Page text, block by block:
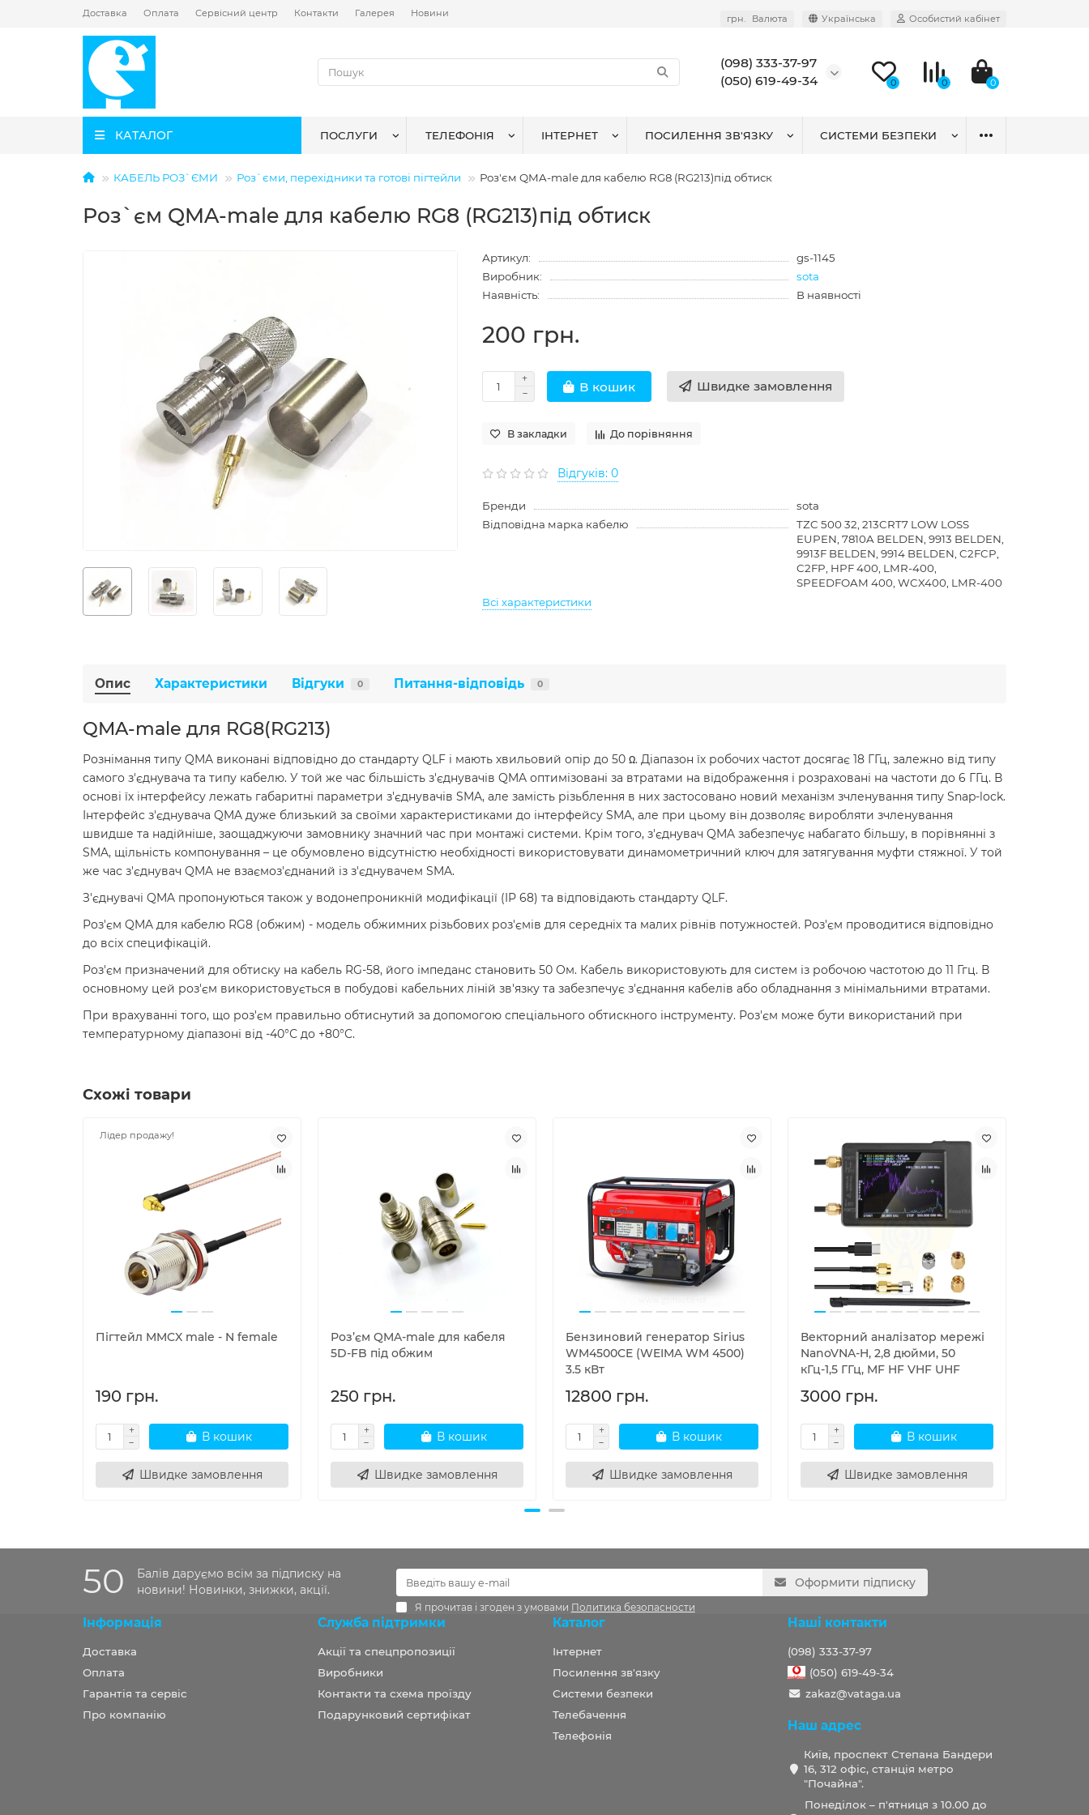
Доставка Оплата Сервісний центр Контакти Галерея Новини грн. Валюта Українська Особистий кабінет
(098) 333-37-97
(050) 619-49-34
0 0 0
КАТАЛОГ ПОСЛУГИ ТЕЛЕФОНІЯ ІНТЕРНЕТ ПОСИЛЕННЯ ЗВ'ЯЗКУ СИСТЕМИ БЕЗПЕКИ
КАБЕЛЬ РОЗ`ЄМИ Роз`єми, перехідники та готові пігтейли Роз'єм QMA-male для кабелю RG8 (RG213)під обтиск
Роз`єм QMA-male для кабелю RG8 (RG213)під обтиск
Артикул:
gs-1145
Виробник:
sota
Наявність:
В наявності
200 грн.
В кошик Швидке замовлення
В закладки До порівняння
Відгуків: 0
Бренди
sota
Відповідна марка кабелю
TZC 500 32, 213CRT7 LOW LOSS
EUPEN, 7810A BELDEN, 9913 BELDEN,
9913F BELDEN, 9914 BELDEN, C2FCP,
C2FP, HPF 400, LMR-400,
SPEEDFOAM 400, WCX400, LMR-400
Всі характеристики
Опис Характеристики Відгуки 0 Питання-відповідь 0
QMA-male для RG8(RG213)
Рознімання типу QMA виконані відповідно до стандарту QLF і мають хвильовий опір до 50 Ω. Діапазон їх робочих частот досягає 18 ГГц, залежно від типу
самого з'єднувача та типу кабелю. У той же час більшість з'єднувачів QMA оптимізовані за втратами на відображення і розраховані на частоти до 6 ГГц. В
основі їх інтерфейсу лежать габаритні параметри з'єднувачів SMA, але замість різьблення в них застосовано новий механізм зчленування типу Snap-lock.
Інтерфейс з'єднувача QMA дуже близький за своїми характеристиками до інтерфейсу SMA, але при цьому він дозволяє виробляти зчленування
швидше та надійніше, заощаджуючи замовнику значний час при монтажі системи. Крім того, з'єднувач QMA забезпечує набагато більшу, в порівнянні з
SMA, щільність компонування – це обумовлено відсутністю необхідності використовувати динамометричний ключ для затягування муфти стяжної. У той
же час з'єднувач QMA не взаємоз'єднаний із з'єднувачем SMA.
З'єднувачі QMA пропонуються також у водонепроникній модифікації (IP 68) та відповідають стандарту QLF.
Роз'єм QMA для кабелю RG8 (обжим) - модель обжимних різьбових роз'ємів для середніх та малих рівнів потужностей. Роз'єм проводитися відповідно
до всіх специфікацій.
Роз'єм призначений для обтиску на кабель RG-58, його імпеданс становить 50 Ом. Кабель використовують для систем із робочою частотою до 11 Ггц. В
основному цей роз'єм використовується в побудові кабельних ліній зв'язку та забезпечує з'єднання кабелів або обладнання з мінімальними втратами.
При врахуванні того, що роз'єм правильно обтиснутий за допомогою спеціального обтискного інструменту. Роз'єм може бути використаний при
температурному діапазоні від -40°С до +80°С.
Схожі товари
Лідер продажу!
Пігтейл MMCX male - N female
190 грн.
В кошик
Швидке замовлення
Роз’єм QMA-male для кабеля
5D-FB під обжим
250 грн.
В кошик
Швидке замовлення
Бензиновий генератор Sirius
WM4500CE (WEIMA WM 4500)
3.5 кВт
12800 грн.
В кошик
Швидке замовлення
Векторний аналізатор мережі
NanoVNA-H, 2,8 дюйми, 50
кГц-1,5 ГГц, MF HF VHF UHF
3000 грн.
В кошик
Швидке замовлення
50
Балів даруємо всім за підписку на
новини! Новинки, знижки, акції.
Оформити підписку
Я прочитав і згоден з умовами Политика безопасности
Інформація
Доставка
Оплата
Гарантія та сервіс
Про компанію
Служба підтримки
Акції та спецпропозиції
Виробники
Контакти та схема проїзду
Подарунковий сертифікат
Каталог
Інтернет
Посилення зв'язку
Системи безпеки
Телебачення
Телефонія
Наші контакти
(098) 333-37-97
(050) 619-49-34
zakaz@vataga.ua
Наш адрес
Київ, проспект Степана Бандери
16, 312 офіс, станція метро
"Почайна".
Понеділок – п'ятниця з 10.00 до